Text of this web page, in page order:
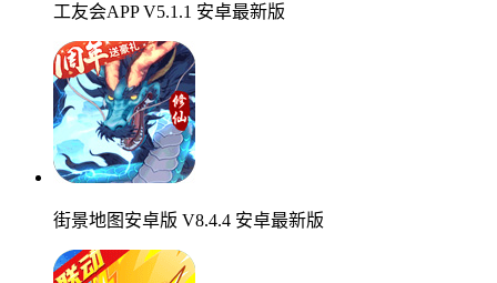
工友会APP V5.1.1 安卓最新版
街景地图安卓版 V8.4.4 安卓最新版